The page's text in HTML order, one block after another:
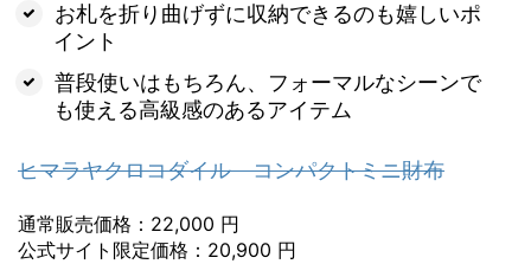
お札を折り曲げずに収納できるのも嬉しいポ
イント
普段使いはもちろん、フォーマルなシーンで
も使える高級感のあるアイテム
ヒマラヤクロコダイル コンパクトミニ財布
通常販売価格：22,000 円
公式サイト限定価格：20,900 円